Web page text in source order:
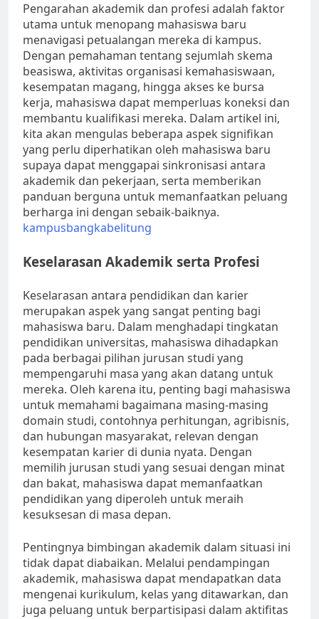
Pengarahan akademik dan profesi adalah faktor
utama untuk menopang mahasiswa baru
menavigasi petualangan mereka di kampus.
Dengan pemahaman tentang sejumlah skema
beasiswa, aktivitas organisasi kemahasiswaan,
kesempatan magang, hingga akses ke bursa
kerja, mahasiswa dapat memperluas koneksi dan
membantu kualifikasi mereka. Dalam artikel ini,
kita akan mengulas beberapa aspek signifikan
yang perlu diperhatikan oleh mahasiswa baru
supaya dapat menggapai sinkronisasi antara
akademik dan pekerjaan, serta memberikan
panduan berguna untuk memanfaatkan peluang
berharga ini dengan sebaik-baiknya.
kampusbangkabelitung
Keselarasan Akademik serta Profesi
Keselarasan antara pendidikan dan karier
merupakan aspek yang sangat penting bagi
mahasiswa baru. Dalam menghadapi tingkatan
pendidikan universitas, mahasiswa dihadapkan
pada berbagai pilihan jurusan studi yang
mempengaruhi masa yang akan datang untuk
mereka. Oleh karena itu, penting bagi mahasiswa
untuk memahami bagaimana masing-masing
domain studi, contohnya perhitungan, agribisnis,
dan hubungan masyarakat, relevan dengan
kesempatan karier di dunia nyata. Dengan
memilih jurusan studi yang sesuai dengan minat
dan bakat, mahasiswa dapat memanfaatkan
pendidikan yang diperoleh untuk meraih
kesuksesan di masa depan.
Pentingnya bimbingan akademik dalam situasi ini
tidak dapat diabaikan. Melalui pendampingan
akademik, mahasiswa dapat mendapatkan data
mengenai kurikulum, kelas yang ditawarkan, dan
juga peluang untuk berpartisipasi dalam aktifitas